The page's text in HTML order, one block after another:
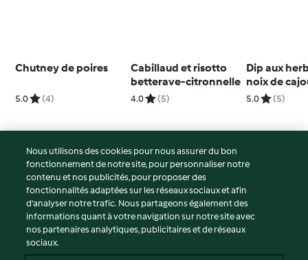
Chutney de poires
5.0 (4)
Cabillaud et risotto
betterave-citronnelle
4.0 (5)
Dip aux
noix de
5.0 (5)
© Copyright 2026
Conditions d'utilisation
Politique de confidentialité
Non-responsabilité
Mentions légales
Nous utilisons des cookies pour nous assurer du bon
fonctionnement de notre site, pour personnaliser notre
contenu et nos publicités, pour proposer des
fonctionnalités adaptées sur les réseaux sociaux et afin
d’analyser notre trafic. Nous partageons également des
informations quant à votre navigation sur notre site avec
nos partenaires analytiques, publicitaires et de réseaux
sociaux.